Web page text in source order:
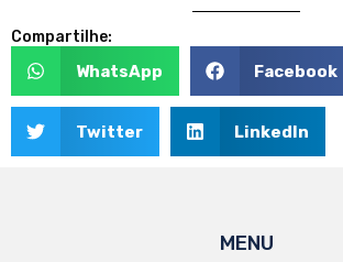
Compartilhe:
WhatsApp Facebook
Twitter LinkedIn
MENU